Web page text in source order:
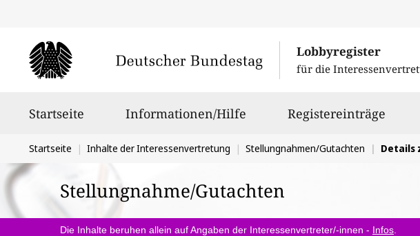
Lobbyregister
für die
Startseite Informationen/Hilfe Registereinträge
Sie
befinden
sich
hier:
Startseite Inhalte der Interessenvertretung Stellungnahmen/Gutachten Details
Stellungnahme/Gutachten
Die Inhalte beruhen allein auf Angaben der Interessenvertreter/-innen - Infos